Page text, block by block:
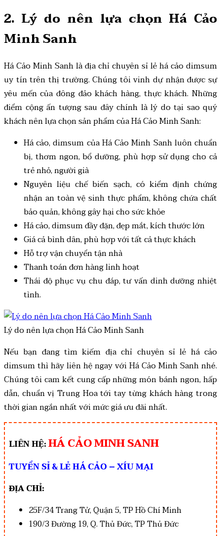
2. Lý do nên lựa chọn Há Cảo
Minh Sanh
Há Cảo Minh Sanh là địa chỉ chuyên sỉ lẻ há cảo dimsum
uy tín trên thị trường. Chúng tôi vinh dự nhận được sự
yêu mến của đông đảo khách hàng, thực khách. Những
điểm cộng ấn tượng sau đây chính là lý do tại sao quý
khách nên lựa chọn sản phẩm của Há Cảo Minh Sanh:
Há cảo, dimsum của Há Cảo Minh Sanh luôn chuẩn
bị, thơm ngon, bổ dưỡng, phù hợp sử dụng cho cả
trẻ nhỏ, người già
Nguyên liệu chế biến sạch, có kiểm định chứng
nhận an toàn vệ sinh thực phẩm, không chứa chất
bảo quản, không gây hại cho sức khỏe
Há cảo, dimsum đầy đặn, đẹp mắt, kích thước lớn
Giá cả bình dân, phù hợp với tất cả thực khách
Hỗ trợ vận chuyển tận nhà
Thanh toán đơn hàng linh hoạt
Thái độ phục vụ chu đáp, tư vấn dinh dưỡng nhiệt
tình.
Lý do nên lựa chọn Há Cảo Minh Sanh
Nếu bạn đang tìm kiếm địa chỉ chuyên sỉ lẻ há cảo
dimsum thì hãy liên hệ ngay với Há Cảo Minh Sanh nhé.
Chúng tôi cam kết cung cấp những món bánh ngon, hấp
dẫn, chuẩn vị Trung Hoa tới tay từng khách hàng trong
thời gian ngắn nhất với mức giá ưu đãi nhất.
LIÊN HỆ:HÁ CẢO MINH SANH
TUYỂN SỈ & LẺ HÁ CẢO – XÍU MẠI
ĐỊA CHỈ:
25F/34 Trang Tử, Quận 5, TP Hồ Chí Minh
190/3 Đường 19, Q. Thủ Đức, TP Thủ Đức